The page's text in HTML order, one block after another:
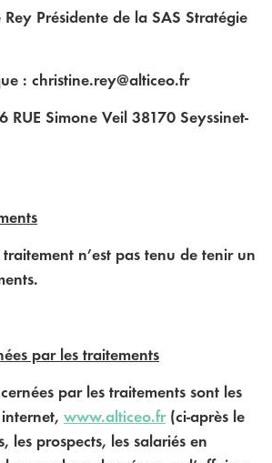
Présidente de la SAS Stratégie
: christine.rey@alticeo.fr
RUE Simone Veil 38170 Seyssinet-
traitement n’est pas tenu de tenir un
par les traitements
par les traitements sont les
www.alticeo.fr(ci-après le
les prospects, les salariés en